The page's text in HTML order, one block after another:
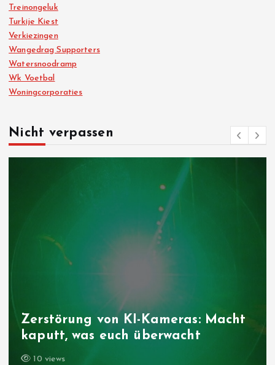
Treinongeluk
Turkije Kiest
Verkiezingen
Wangedrag Supporters
Watersnoodramp
Wk Voetbal
Woningcorporaties
Nicht verpassen
Folgen der Klimakrise: Wie das
Niedrigwasser die
trifft